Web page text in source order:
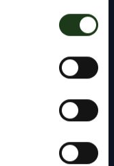
dig med
bisættelse,
skifteretten.
kontakt til os,